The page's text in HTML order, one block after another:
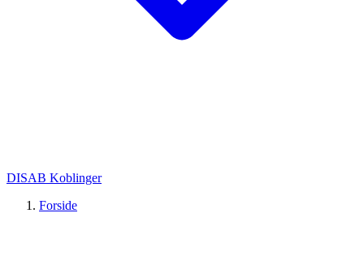
DISAB Koblinger
Forside